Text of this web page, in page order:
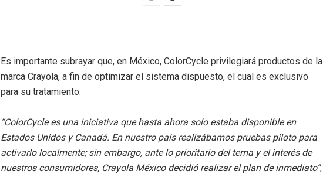
Es importante subrayar que, en México, ColorCycle privilegiará productos de la
marca Crayola, a fin de optimizar el sistema dispuesto, el cual es exclusivo
para su tratamiento.
“ColorCycle es una iniciativa que hasta ahora solo estaba disponible en
Estados Unidos y Canadá. En nuestro país realizábamos pruebas piloto para
activarlo localmente; sin embargo, ante lo prioritario del tema y el interés de
nuestros consumidores, Crayola México decidió realizar el plan de inmediato”,